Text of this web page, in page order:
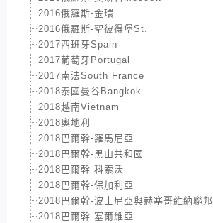
2016俄羅斯-金環
2016俄羅斯-聖彼得堡St.
2017西班牙Spain
2017葡萄牙Portugal
2017南法South France
2018泰國曼谷Bangkok
2018越南Vietnam
2018奧地利
2018巴爾幹-羅馬尼亞
2018巴爾幹-黑山共和國
2018巴爾幹-科索沃
2018巴爾幹-保加利亞
2018巴爾幹-波士尼亞與赫塞哥維納聯邦
2018巴爾幹-塞爾維亞